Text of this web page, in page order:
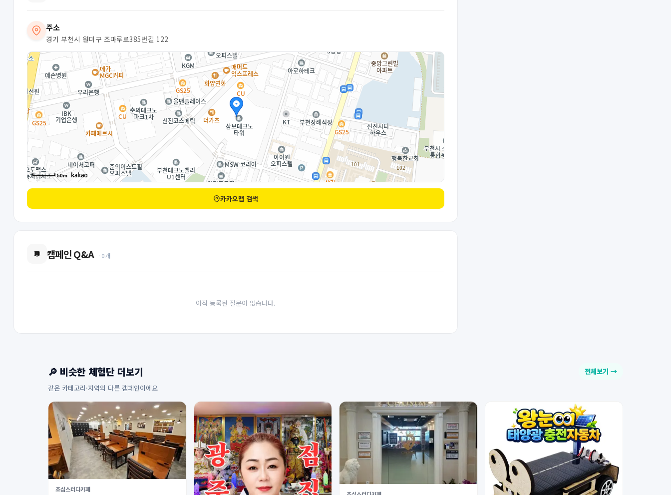
주소
경기 부천시 원미구 조마루로385번길 122
50m
카카오맵 검색
💬 캠페인 Q&A · 0개
아직 등록된 질문이 없습니다.
🔎 비슷한 체험단 더보기 전체보기 →
같은 카테고리·지역의 다른 캠페인이에요
초심스터디카페